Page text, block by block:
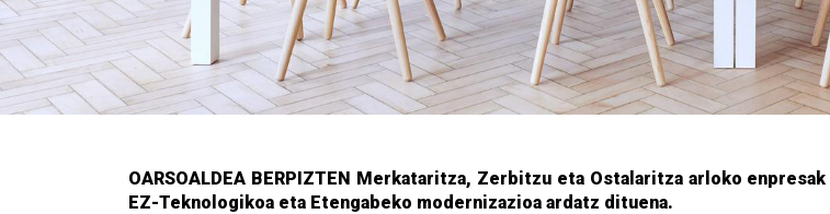
OARSOALDEA BERPIZTEN Merkataritza, Zerbitzu eta Ostalaritza arloko
EZ-Teknologikoa eta Etengabeko modernizazioa ardatz dituena.